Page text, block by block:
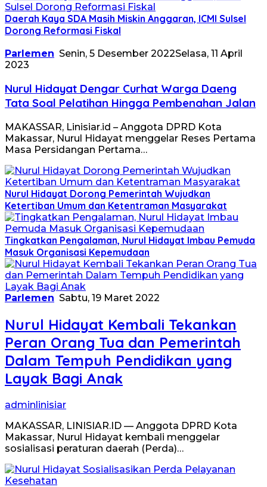
Daerah Kaya SDA Masih Miskin Anggaran, ICMI Sulsel
Dorong Reformasi Fiskal
Parlemen Senin, 5 Desember 2022Selasa, 11 April
2023
Nurul Hidayat Dengar Curhat Warga Daeng
Tata Soal Pelatihan Hingga Pembenahan Jalan
MAKASSAR, Linisiar.id – Anggota DPRD Kota
Makassar, Nurul Hidayat menggelar Reses Pertama
Masa Persidangan Pertama…
Nurul Hidayat Dorong Pemerintah Wujudkan
Ketertiban Umum dan Ketentraman Masyarakat
Tingkatkan Pengalaman, Nurul Hidayat Imbau Pemuda
Masuk Organisasi Kepemudaan
Parlemen Sabtu, 19 Maret 2022
Nurul Hidayat Kembali Tekankan
Peran Orang Tua dan Pemerintah
Dalam Tempuh Pendidikan yang
Layak Bagi Anak
adminlinisiar
MAKASSAR, LINISIAR.ID — Anggota DPRD Kota
Makassar, Nurul Hidayat kembali menggelar
sosialisasi peraturan daerah (Perda)…